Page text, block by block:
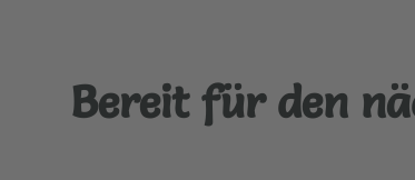
Bereit für den